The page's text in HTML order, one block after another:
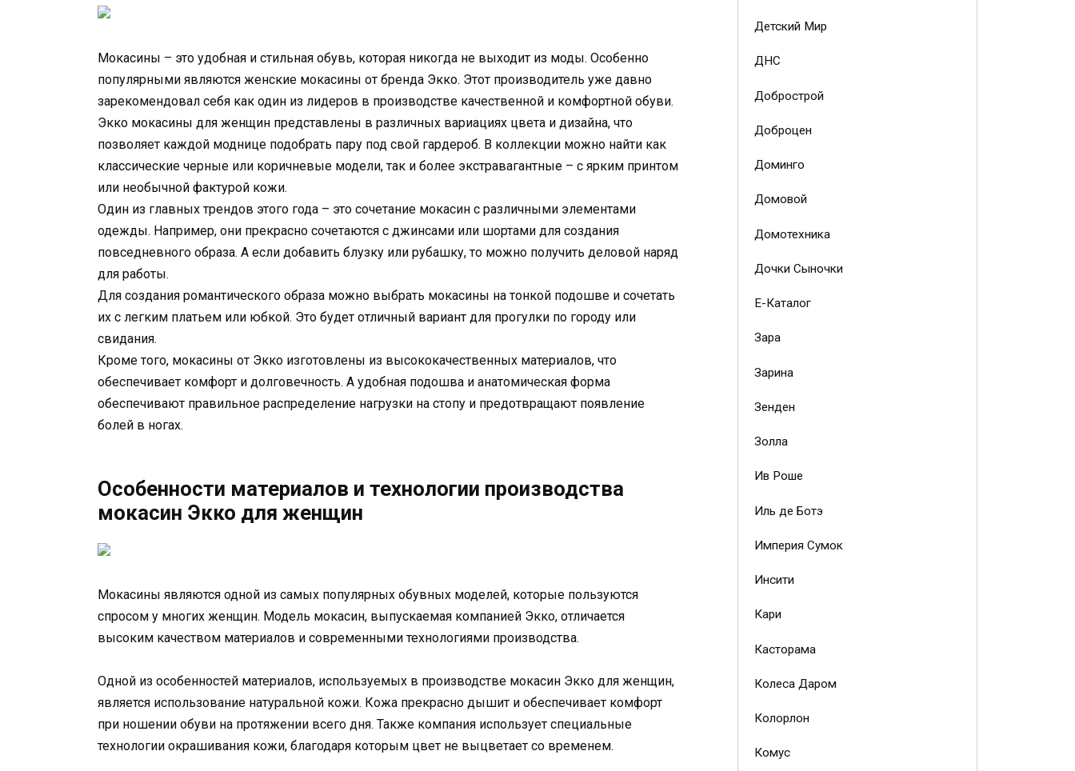
Мокасины – это удобная и стильная обувь, которая никогда не выходит из моды. Особенно
популярными являются женские мокасины от бренда Экко. Этот производитель уже давно
зарекомендовал себя как один из лидеров в производстве качественной и комфортной обуви.
Экко мокасины для женщин представлены в различных вариациях цвета и дизайна, что
позволяет каждой моднице подобрать пару под свой гардероб. В коллекции можно найти как
классические черные или коричневые модели, так и более экстравагантные – с ярким принтом
или необычной фактурой кожи.
Один из главных трендов этого года – это сочетание мокасин с различными элементами
одежды. Например, они прекрасно сочетаются с джинсами или шортами для создания
повседневного образа. А если добавить блузку или рубашку, то можно получить деловой наряд
для работы.
Для создания романтического образа можно выбрать мокасины на тонкой подошве и сочетать
их с легким платьем или юбкой. Это будет отличный вариант для прогулки по городу или
свидания.
Кроме того, мокасины от Экко изготовлены из высококачественных материалов, что
обеспечивает комфорт и долговечность. А удобная подошва и анатомическая форма
обеспечивают правильное распределение нагрузки на стопу и предотвращают появление
болей в ногах.
Особенности материалов и технологии производства
мокасин Экко для женщин
Мокасины являются одной из самых популярных обувных моделей, которые пользуются
спросом у многих женщин. Модель мокасин, выпускаемая компанией Экко, отличается
высоким качеством материалов и современными технологиями производства.
Одной из особенностей материалов, используемых в производстве мокасин Экко для женщин,
является использование натуральной кожи. Кожа прекрасно дышит и обеспечивает комфорт
при ношении обуви на протяжении всего дня. Также компания использует специальные
технологии окрашивания кожи, благодаря которым цвет не выцветает со временем.
Детский Мир
ДНС
Добрострой
Доброцен
Доминго
Домовой
Домотехника
Дочки Сыночки
Е-Каталог
Зара
Зарина
Зенден
Золла
Ив Роше
Иль де Ботэ
Империя Сумок
Инсити
Кари
Касторама
Колеса Даром
Колорлон
Комус